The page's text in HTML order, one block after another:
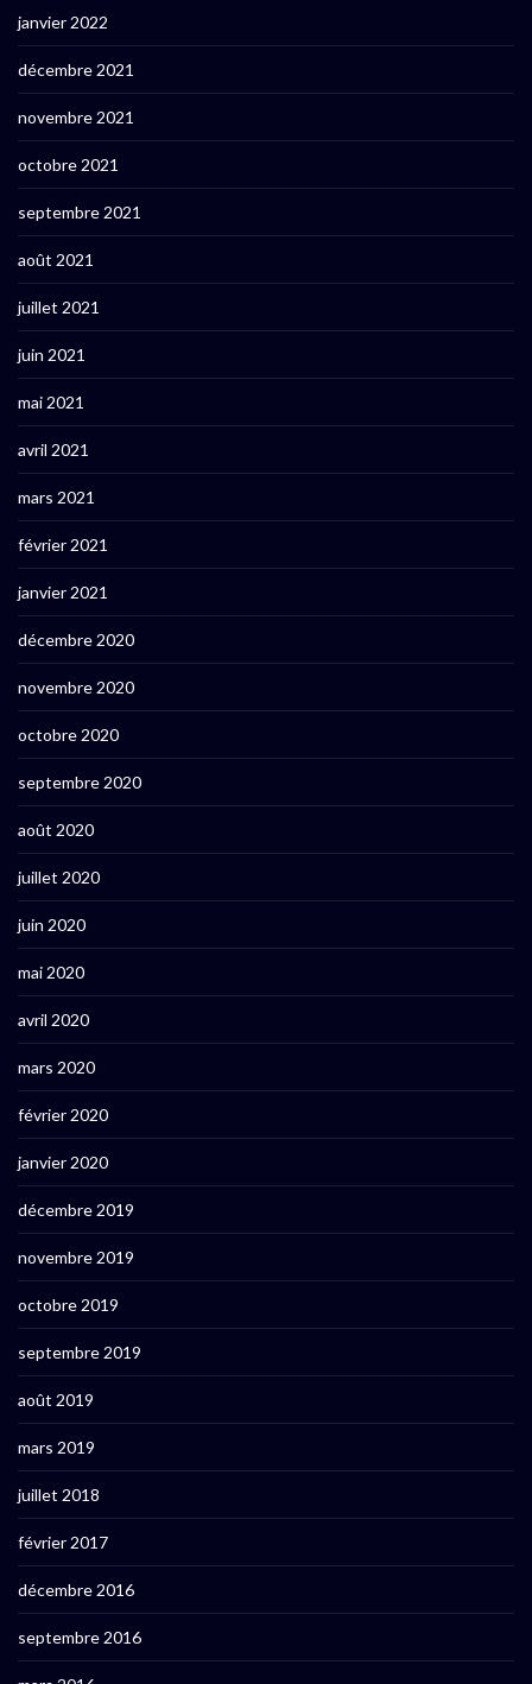
janvier 2022
décembre 2021
novembre 2021
octobre 2021
septembre 2021
août 2021
juillet 2021
juin 2021
mai 2021
avril 2021
mars 2021
février 2021
janvier 2021
décembre 2020
novembre 2020
octobre 2020
septembre 2020
août 2020
juillet 2020
juin 2020
mai 2020
avril 2020
mars 2020
février 2020
janvier 2020
décembre 2019
novembre 2019
octobre 2019
septembre 2019
août 2019
mars 2019
juillet 2018
février 2017
décembre 2016
septembre 2016